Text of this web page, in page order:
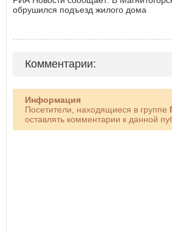
обрушился подъезд жилого дома
Комментарии:
Информация
Посетители, находящиеся в группе
оставлять комментарии к данной